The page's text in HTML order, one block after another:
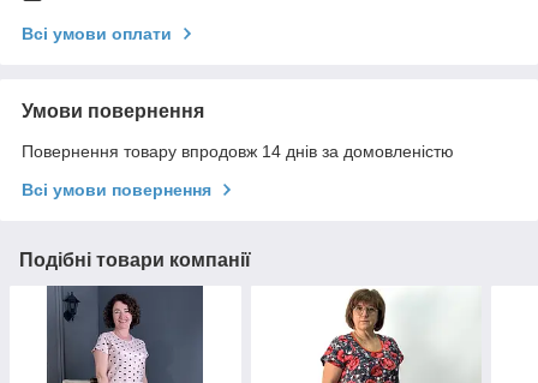
Всі умови оплати
Умови повернення
Повернення товару впродовж 14 днів за домовленістю
Всі умови повернення
Подібні товари компанії